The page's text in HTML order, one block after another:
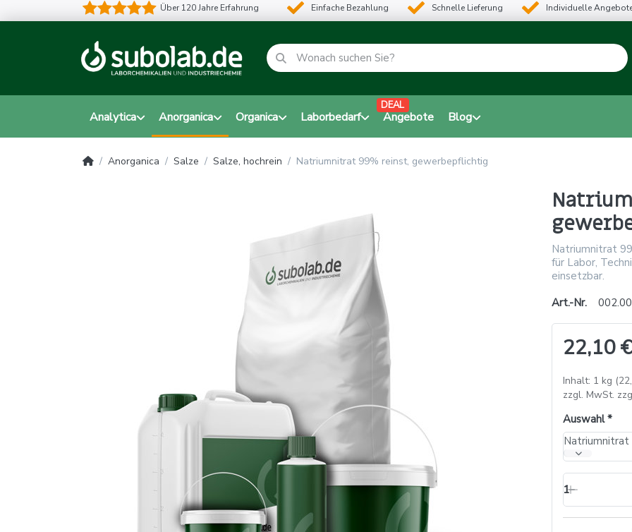
Über 120 Jahre Erfahrung Einfache Bezahlung Schnelle Lieferung Individuelle
Analytica Anorganica Organica Laborbedarf Angebote
DEAL
Blog
Anorganica Salze Salze, hochrein Natriumnitrat 99% reinst, gewerbepflichtig
Natriumnitrat
für Labor,
einsetzbar.
Art.-Nr.
22,10 €
Inhalt: 1 kg
zzgl. MwSt.
Auswahl
Natriumnitrat
1